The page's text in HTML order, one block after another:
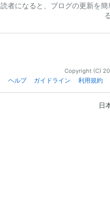
読者になると、ブログの更新を
Copyright (C)
ヘルプ
ガイドライン 利用規約
日